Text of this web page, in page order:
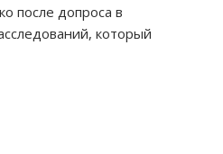
после допроса в
который